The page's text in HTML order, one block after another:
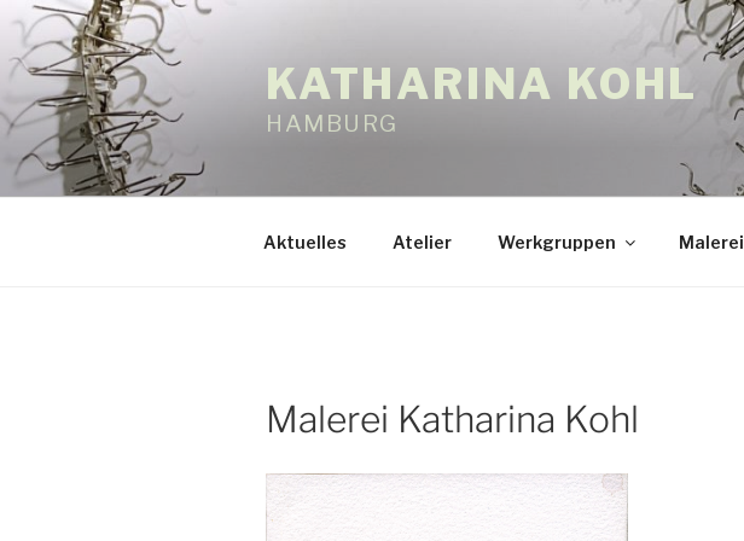
Zum
Inhalt
springen
KATHARINA KOHL
HAMBURG
Aktuelles Atelier Werkgruppen Malerei
Malerei Katharina Kohl